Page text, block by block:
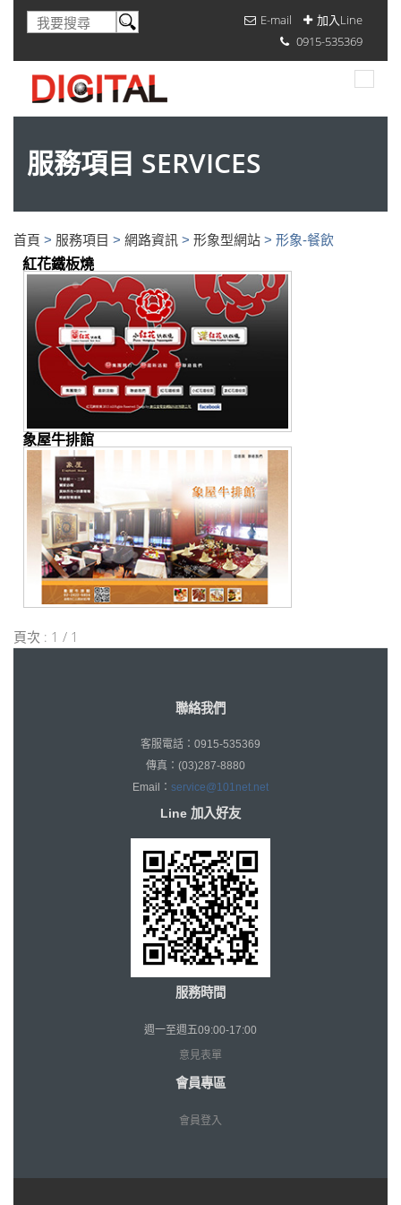
加入Line
E-mail
0915-535369
服務項目 SERVICES
首頁 > 服務項目 > 網路資訊 > 形象型網站 > 形象-餐飲
紅花鐵板燒
象屋牛排館
頁次 : 1 / 1
聯絡我們
客服電話：0915-535369
傳真：(03)287-8880
Email： service@101net.net
Line 加入好友
服務時間
週一至週五09:00-17:00
意見表單
會員專區
會員登入